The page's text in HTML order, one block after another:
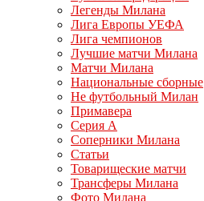
Легенды Милана
Лига Европы УЕФА
Лига чемпионов
Лучшие матчи Милана
Матчи Милана
Национальные сборные
Не футбольный Милан
Примавера
Серия А
Соперники Милана
Статьи
Товарищеские матчи
Трансферы Милана
Фото Милана